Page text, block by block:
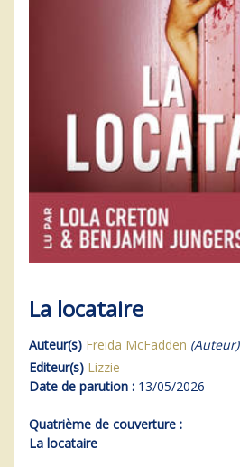
La locataire
Auteur(s) Freida McFadden (Auteur)
Editeur(s) Lizzie
Date de parution : 13/05/2026
Quatrième de couverture :
La locataire